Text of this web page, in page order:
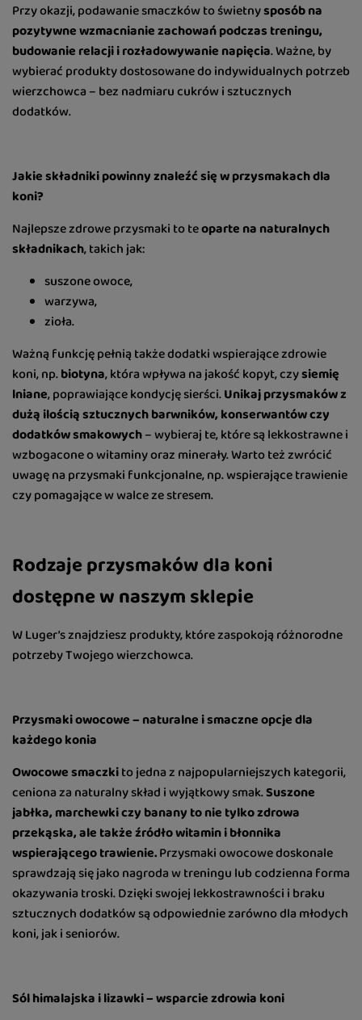
Przy okazji, podawanie smaczków to świetnysposób na
pozytywne wzmacnianie zachowań podczas treningu,
budowanie relacji i rozładowywanie napięcia. Ważne, by
wybierać produkty dostosowane do indywidualnych potrzeb
wierzchowca – bez nadmiaru cukrów i sztucznych
dodatków.
Jakie składniki powinny znaleźć się w przysmakach dla
koni?
Najlepsze zdrowe przysmaki to teoparte na naturalnych
składnikach, takich jak:
suszone owoce,
warzywa,
zioła.
Ważną funkcję pełnią także dodatki wspierające zdrowie
koni, np.biotyna, która wpływa na jakość kopyt, czysiemię
lniane, poprawiające kondycję sierści.Unikaj przysmaków z
dużą ilością sztucznych barwników, konserwantów czy
dodatków smakowych– wybieraj te, które są lekkostrawne i
wzbogacone o witaminy oraz minerały. Warto też zwrócić
uwagę na przysmaki funkcjonalne, np. wspierające trawienie
czy pomagające w walce ze stresem.
Rodzaje przysmaków dla koni
dostępne w naszym sklepie
W Luger’s znajdziesz produkty, które zaspokoją różnorodne
potrzeby Twojego wierzchowca.
Przysmaki owocowe – naturalne i smaczne opcje dla
każdego konia
Owocowe smaczkito jedna z najpopularniejszych kategorii,
ceniona za naturalny skład i wyjątkowy smak.Suszone
jabłka, marchewki czy banany to nie tylko zdrowa
przekąska, ale także źródło witamin i błonnika
wspierającego trawienie.Przysmaki owocowe doskonale
sprawdzają się jako nagroda w treningu lub codzienna forma
okazywania troski. Dzięki swojej lekkostrawności i braku
sztucznych dodatków są odpowiednie zarówno dla młodych
koni, jak i seniorów.
Sól himalajska i lizawki – wsparcie zdrowia koni